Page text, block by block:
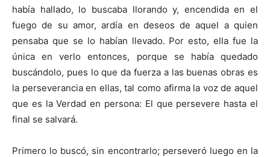
había hallado, lo buscaba llorando y, encendida en el
fuego de su amor, ardía en deseos de aquel a quien
pensaba que se lo habían llevado. Por esto, ella fue la
única en verlo entonces, porque se había quedado
buscándolo, pues lo que da fuerza a las buenas obras es
la perseverancia en ellas, tal como afirma la voz de aquel
que es la Verdad en persona: El que persevere hasta el
final se salvará.
Primero lo buscó, sin encontrarlo; perseveró luego en la